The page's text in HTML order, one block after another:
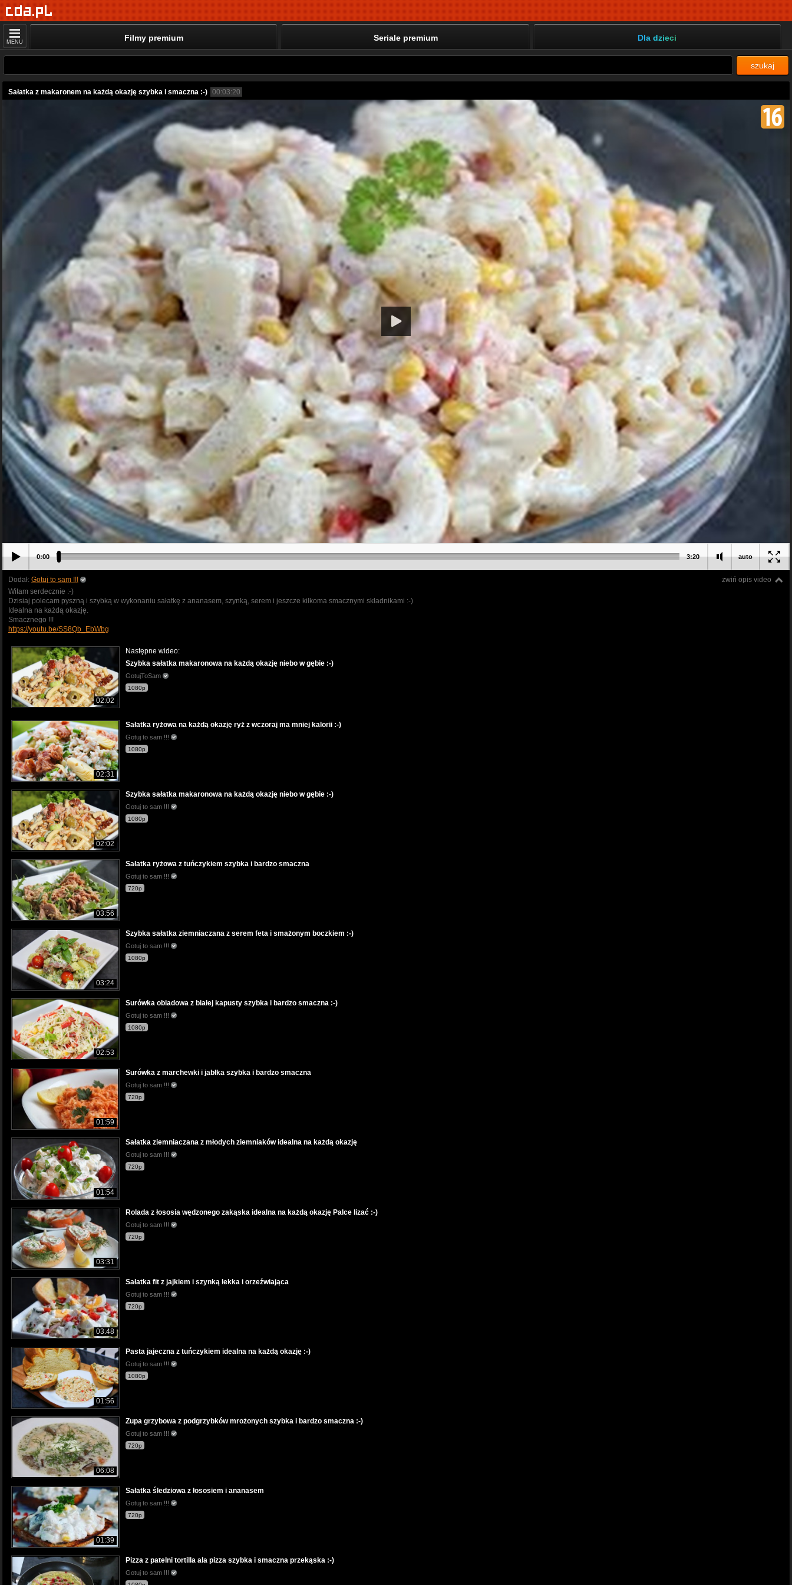
MENU Filmy premium Seriale premium Dla dzieci
szukaj
Sałatka z makaronem na każdą okazję szybka i smaczna :-) 00:03:20
auto
0:00 3:20
zwiń opis video
Dodał: Gotuj to sam !!!
Witam serdecznie :-)
Dzisiaj polecam pyszną i szybką w wykonaniu sałatkę z ananasem, szynką, serem i jeszcze kilkoma smacznymi składnikami :-)
Idealna na każdą okazję.
Smacznego !!!
https://youtu.be/SS8Qb_EbWbg
02:02
Następne wideo:
Szybka sałatka makaronowa na każdą okazję niebo w gębie :-)
GotujToSam
1080p
02:31
Sałatka ryżowa na każdą okazję ryż z wczoraj ma mniej kalorii :-)
Gotuj to sam !!!
1080p
02:02
Szybka sałatka makaronowa na każdą okazję niebo w gębie :-)
Gotuj to sam !!!
1080p
03:56
Sałatka ryżowa z tuńczykiem szybka i bardzo smaczna
Gotuj to sam !!!
720p
03:24
Szybka sałatka ziemniaczana z serem feta i smażonym boczkiem :-)
Gotuj to sam !!!
1080p
02:53
Surówka obiadowa z białej kapusty szybka i bardzo smaczna :-)
Gotuj to sam !!!
1080p
01:59
Surówka z marchewki i jabłka szybka i bardzo smaczna
Gotuj to sam !!!
720p
01:54
Sałatka ziemniaczana z młodych ziemniaków idealna na każdą okazję
Gotuj to sam !!!
720p
03:31
Rolada z łososia wędzonego zakąska idealna na każdą okazję Palce lizać :-)
Gotuj to sam !!!
720p
03:48
Sałatka fit z jajkiem i szynką lekka i orzeźwiająca
Gotuj to sam !!!
720p
01:56
Pasta jajeczna z tuńczykiem idealna na każdą okazję :-)
Gotuj to sam !!!
1080p
06:08
Zupa grzybowa z podgrzybków mrożonych szybka i bardzo smaczna :-)
Gotuj to sam !!!
720p
01:39
Sałatka śledziowa z łososiem i ananasem
Gotuj to sam !!!
720p
Pizza z patelni tortilla ala pizza szybka i smaczna przekąska :-)
Gotuj to sam !!!